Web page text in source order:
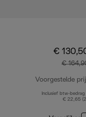
€
€
Voorgestelde
Inclusief btw-bedrag
€ 22,65